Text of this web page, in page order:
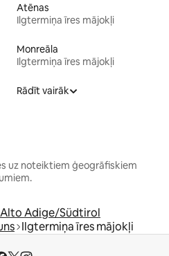
Atēnas
Ilgtermiņa īres mājokļi
Monreāla
Ilgtermiņa īres mājokļi
Rādīt vairāk
uz noteiktiem ģeogrāfiskiem
Adige/Südtirol
Ilgtermiņa īres mājokļi